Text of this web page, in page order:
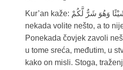
Kur’an kaže: عَسَى أَن تُحِبُّواْ شَيْئًا وَهُوَ شَرٌّ لَّكُمْ –
nekada volite nešto, a to
Ponekada čovjek zavoli
u tome sreća, međutim, u
kako on misli. Stoga,